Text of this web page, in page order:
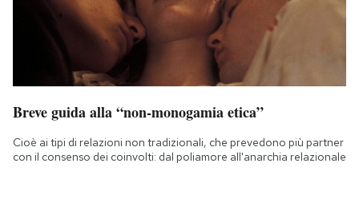
Breve guida alla “non-monogamia etica”
Cioè ai tipi di relazioni non tradizionali, che prevedono più partner
con il consenso dei coinvolti: dal poliamore all'anarchia relazionale